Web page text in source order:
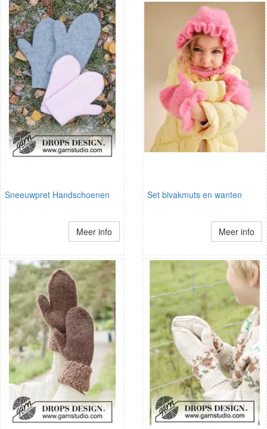
Sneeuwpret Handschoenen
Meer info
Set bivakmuts en wanten
Meer info